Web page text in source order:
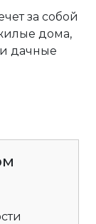
за собой
дома,
дачные